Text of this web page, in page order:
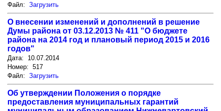
Файл: Загрузить
О внесении изменений и дополнений в решение
Думы района от 03.12.2013 № 411 "О бюджете
района на 2014 год и плановый период 2015 и 2016
годов"
Дата: 10.07.2014
Номер: 517
Файл: Загрузить
Об утверждении Положения о порядке
предоставления муниципальных гарантий